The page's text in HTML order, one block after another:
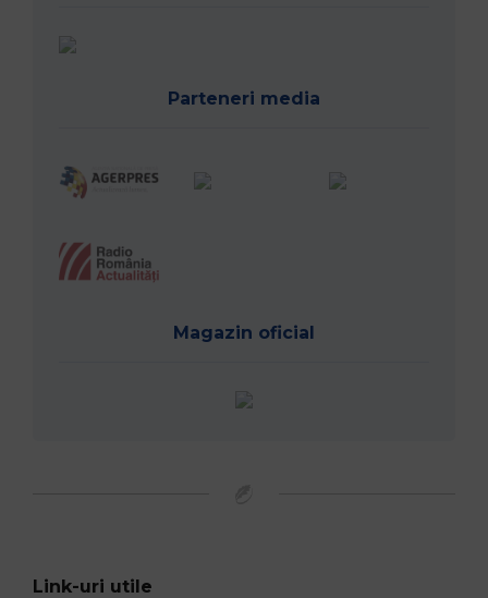
Parteneri media
Magazin oficial
Link-uri utile